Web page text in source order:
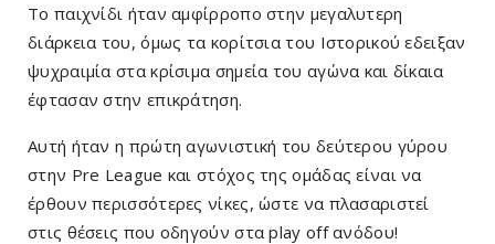
Το παιχνίδι ήταν αμφίρροπο στην μεγαλυτερη
διάρκεια του, όμως τα κορίτσια του Ιστορικού εδειξαν
ψυχραιμία στα κρίσιμα σημεία του αγώνα και δίκαια
έφτασαν στην επικράτηση.
Αυτή ήταν η πρώτη αγωνιστική του δεύτερου γύρου
στην Pre League και στόχος της ομάδας είναι να
έρθουν περισσότερες νίκες, ώστε να πλασαριστεί
στις θέσεις που οδηγούν στα play off ανόδου!